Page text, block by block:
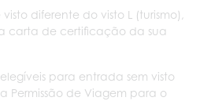
diferente do visto L (turismo),
carta de certificação da sua
para entrada sem visto
Permissão de Viagem para o